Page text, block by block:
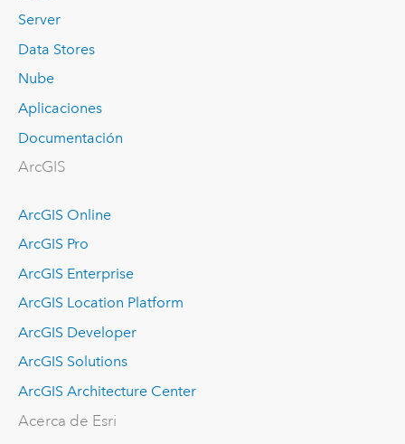
Server
Data Stores
Nube
Aplicaciones
Documentación
ArcGIS
ArcGIS Online
ArcGIS Pro
ArcGIS Enterprise
ArcGIS Location Platform
ArcGIS Developer
ArcGIS Solutions
ArcGIS Architecture Center
Acerca de Esri